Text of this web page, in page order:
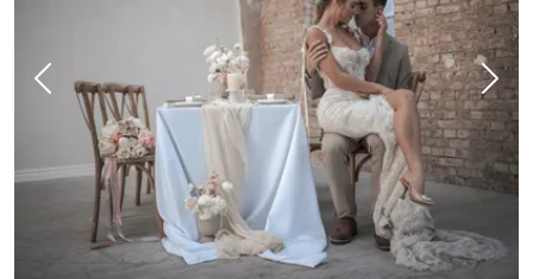
Vorheriges Bild